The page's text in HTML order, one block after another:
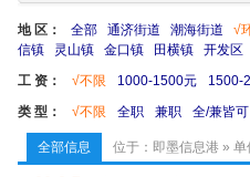
地 区： 全部 通济街道 潮海街道 √
信镇
灵山镇 金口镇 田横镇 开发区
工 资：
√不限 1000-1500元 1500-
类 型：
√不限 全职 兼职 全/兼皆可
全部信息 位于： 即墨信息港 » 单